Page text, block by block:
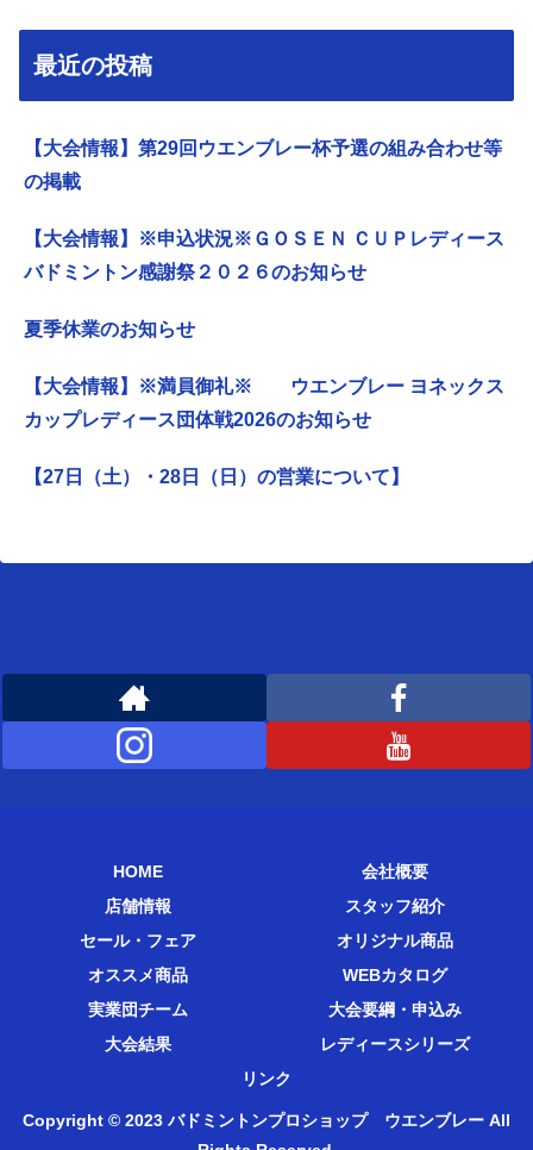
最近の投稿
【大会情報】第29回ウエンブレー杯予選の組み合わせ等
の掲載
【大会情報】※申込状況※ＧＯＳＥＮ ＣＵＰレディース
バドミントン感謝祭２０２６のお知らせ
夏季休業のお知らせ
【大会情報】※満員御礼※ ウエンブレー ヨネックス
カップレディース団体戦2026のお知らせ
【27日（土）・28日（日）の営業について】
HOME
会社概要
店舗情報
スタッフ紹介
セール・フェア
オリジナル商品
オススメ商品
WEBカタログ
実業団チーム
大会要綱・申込み
大会結果
レディースシリーズ
リンク
Copyright © 2023 バドミントンプロショップ ウエンブレー All